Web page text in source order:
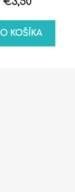
KOŠÍKA